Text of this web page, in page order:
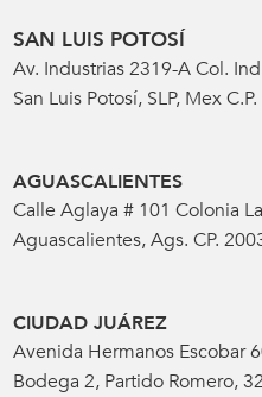
SAN LUIS POTOSÍ
Av. Industrias 2319-A Col.
San Luis Potosí, SLP, Mex
AGUASCALIENTES
Calle Aglaya # 101 Colonia
Aguascalientes, Ags. CP.
CIUDAD JUÁREZ
Avenida Hermanos Escobar
Bodega 2, Partido Romero,